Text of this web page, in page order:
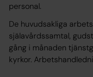
personal.
De huvudsakliga
själavårdssamtal,
gång i månaden
kyrkor.